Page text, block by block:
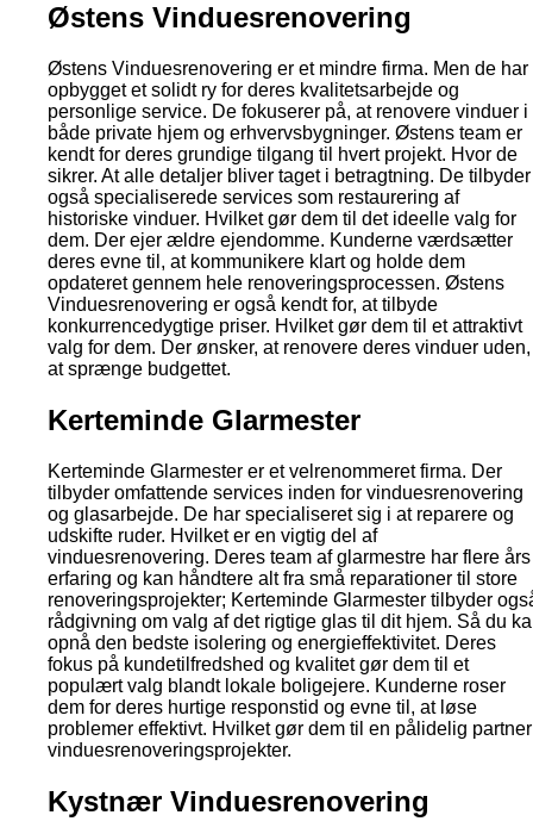
Østens Vinduesrenovering
Østens Vinduesrenovering er et mindre firma. Men de har
opbygget et solidt ry for deres kvalitetsarbejde og
personlige service. De fokuserer på, at renovere vinduer i
både private hjem og erhvervsbygninger. Østens team er
kendt for deres grundige tilgang til hvert projekt. Hvor de
sikrer. At alle detaljer bliver taget i betragtning. De tilbyder
også specialiserede services som restaurering af
historiske vinduer. Hvilket gør dem til det ideelle valg for
dem. Der ejer ældre ejendomme. Kunderne værdsætter
deres evne til, at kommunikere klart og holde dem
opdateret gennem hele renoveringsprocessen. Østens
Vinduesrenovering er også kendt for, at tilbyde
konkurrencedygtige priser. Hvilket gør dem til et attraktivt
valg for dem. Der ønsker, at renovere deres vinduer uden,
at sprænge budgettet.
Kerteminde Glarmester
Kerteminde Glarmester er et velrenommeret firma. Der
tilbyder omfattende services inden for vinduesrenovering
og glasarbejde. De har specialiseret sig i at reparere og
udskifte ruder. Hvilket er en vigtig del af
vinduesrenovering. Deres team af glarmestre har flere års
erfaring og kan håndtere alt fra små reparationer til store
renoveringsprojekter; Kerteminde Glarmester tilbyder
rådgivning om valg af det rigtige glas til dit hjem. Så du
opnå den bedste isolering og energieffektivitet. Deres
fokus på kundetilfredshed og kvalitet gør dem til et
populært valg blandt lokale boligejere. Kunderne roser
dem for deres hurtige responstid og evne til, at løse
problemer effektivt. Hvilket gør dem til en pålidelig
vinduesrenoveringsprojekter.
Kystnær Vinduesrenovering